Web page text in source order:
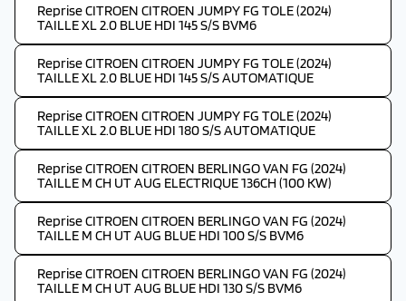
Reprise CITROEN CITROEN JUMPY FG TOLE (2024)
TAILLE XL 2.0 BLUE HDI 145 S/S BVM6
Reprise CITROEN CITROEN JUMPY FG TOLE (2024)
TAILLE XL 2.0 BLUE HDI 145 S/S AUTOMATIQUE
Reprise CITROEN CITROEN JUMPY FG TOLE (2024)
TAILLE XL 2.0 BLUE HDI 180 S/S AUTOMATIQUE
Reprise CITROEN CITROEN BERLINGO VAN FG (2024)
TAILLE M CH UT AUG ELECTRIQUE 136CH (100 KW)
Reprise CITROEN CITROEN BERLINGO VAN FG (2024)
TAILLE M CH UT AUG BLUE HDI 100 S/S BVM6
Reprise CITROEN CITROEN BERLINGO VAN FG (2024)
TAILLE M CH UT AUG BLUE HDI 130 S/S BVM6